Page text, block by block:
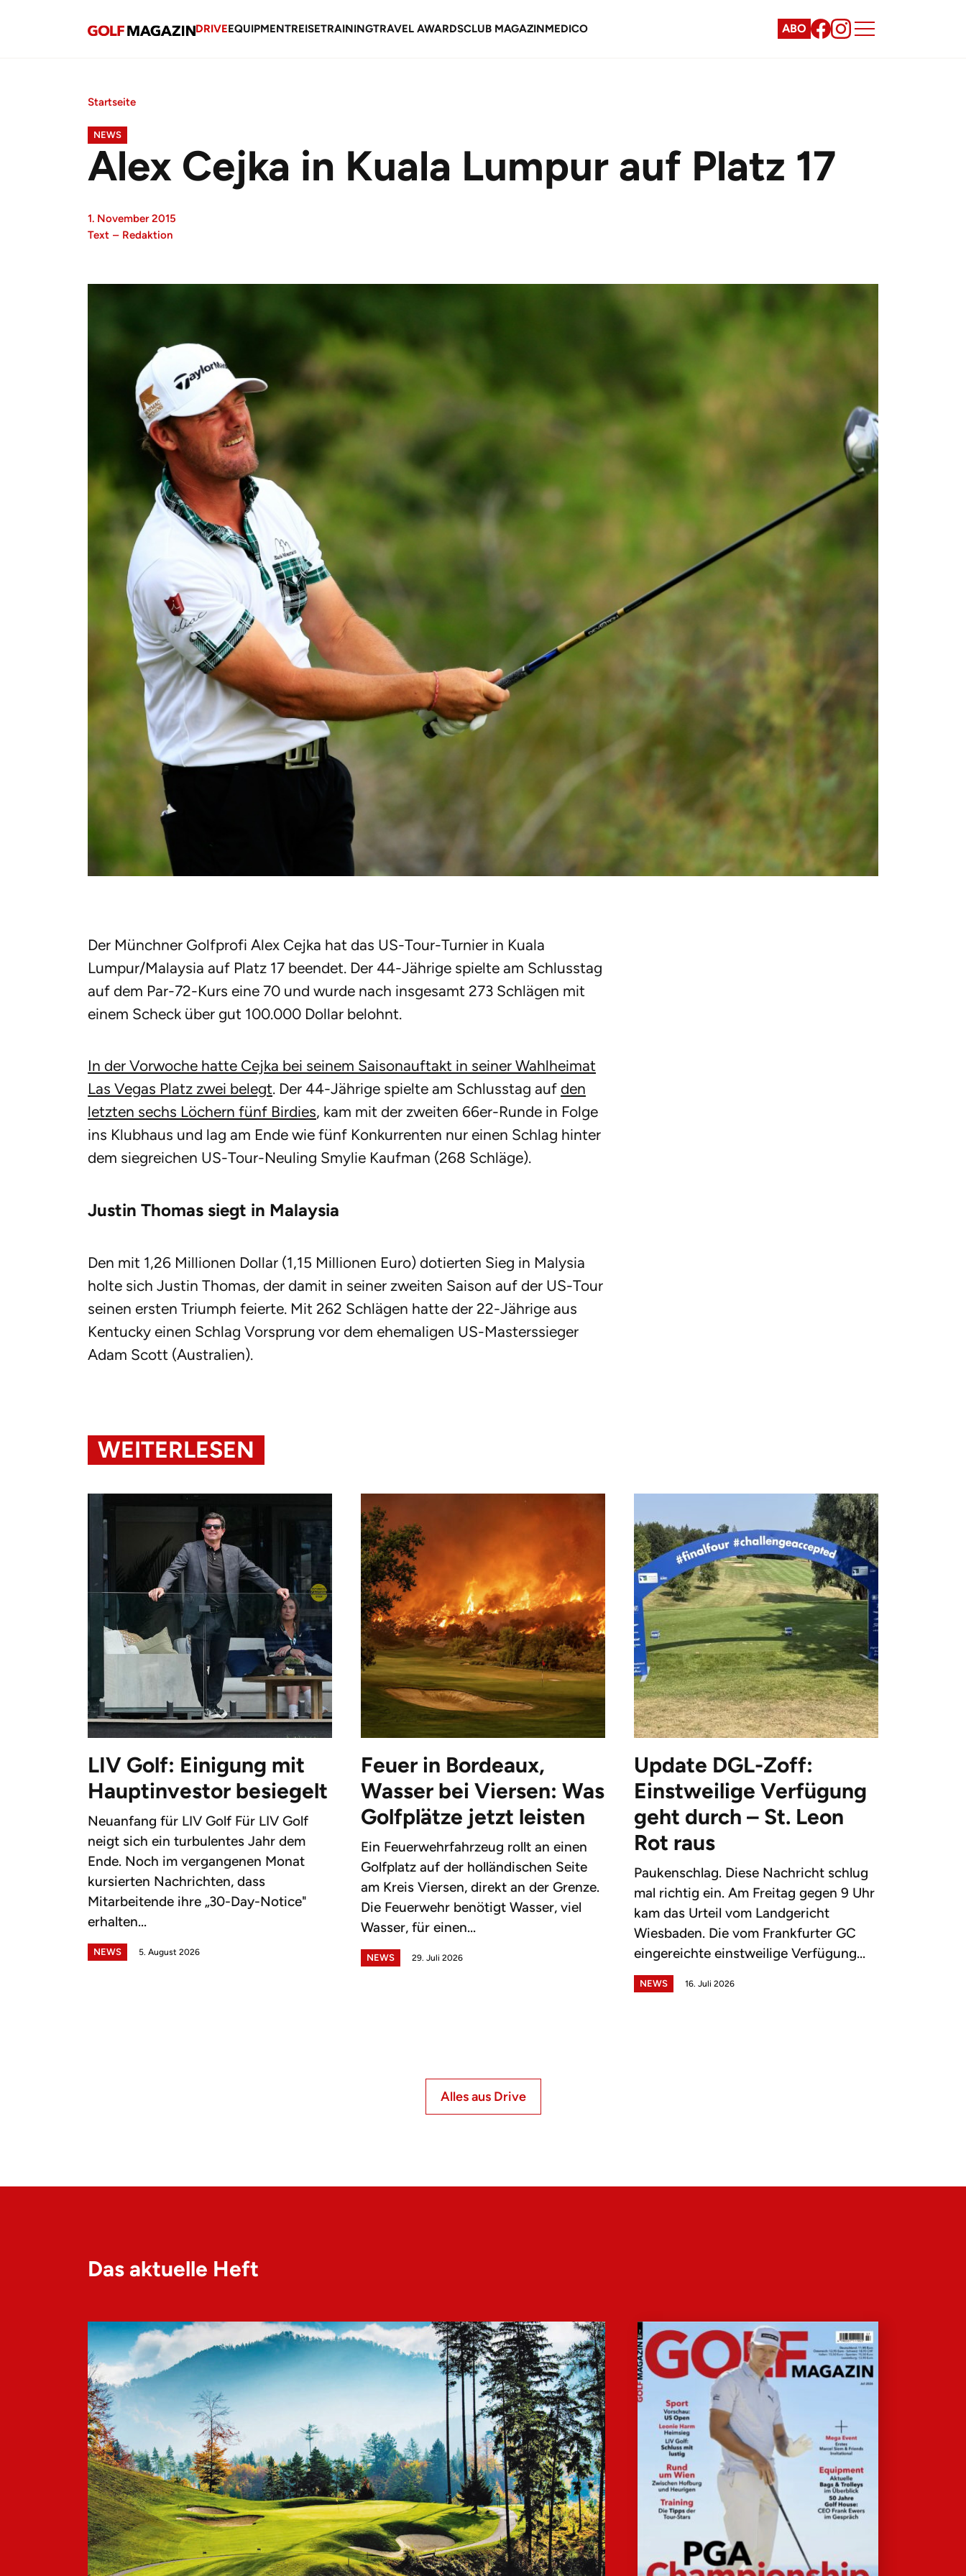
DRIVEEQUIPMENTREISETRAININGTRAVEL AWARDSCLUB MAGAZINMEDICO ABO
Startseite
NEWS
Alex Cejka in Kuala Lumpur auf Platz 17
1. November 2015
Text – Redaktion
Der Münchner Golfprofi Alex Cejka hat das US-Tour-Turnier in Kuala
Lumpur/Malaysia auf Platz 17 beendet. Der 44-Jährige spielte am Schlusstag
auf dem Par-72-Kurs eine 70 und wurde nach insgesamt 273 Schlägen mit
einem Scheck über gut 100.000 Dollar belohnt.
In der Vorwoche hatte Cejka bei seinem Saisonauftakt in seiner Wahlheimat
Las Vegas Platz zwei belegt. Der 44-Jährige spielte am Schlusstag auf den
letzten sechs Löchern fünf Birdies, kam mit der zweiten 66er-Runde in Folge
ins Klubhaus und lag am Ende wie fünf Konkurrenten nur einen Schlag hinter
dem siegreichen US-Tour-Neuling Smylie Kaufman (268 Schläge).
Justin Thomas siegt in Malaysia
Den mit 1,26 Millionen Dollar (1,15 Millionen Euro) dotierten Sieg in Malysia
holte sich Justin Thomas, der damit in seiner zweiten Saison auf der US-Tour
seinen ersten Triumph feierte. Mit 262 Schlägen hatte der 22-Jährige aus
Kentucky einen Schlag Vorsprung vor dem ehemaligen US-Masterssieger
Adam Scott (Australien).
WEITERLESEN
LIV Golf: Einigung mit
Hauptinvestor besiegelt
Neuanfang für LIV Golf Für LIV Golf
neigt sich ein turbulentes Jahr dem
Ende. Noch im vergangenen Monat
kursierten Nachrichten, dass
Mitarbeitende ihre „30-Day-Notice"
erhalten...
NEWS 5. August 2026
Feuer in Bordeaux,
Wasser bei Viersen: Was
Golfplätze jetzt leisten
Ein Feuerwehrfahrzeug rollt an einen
Golfplatz auf der holländischen Seite
am Kreis Viersen, direkt an der Grenze.
Die Feuerwehr benötigt Wasser, viel
Wasser, für einen...
NEWS 29. Juli 2026
Update DGL-Zoff:
Einstweilige Verfügung
geht durch – St. Leon
Rot raus
Paukenschlag. Diese Nachricht schlug
mal richtig ein. Am Freitag gegen 9 Uhr
kam das Urteil vom Landgericht
Wiesbaden. Die vom Frankfurter GC
eingereichte einstweilige Verfügung...
NEWS 16. Juli 2026
Alles aus Drive
Das aktuelle Heft